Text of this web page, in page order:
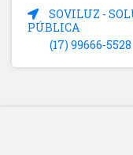
SOVILUZ -
PÚBLICA
(17) 99666-5528